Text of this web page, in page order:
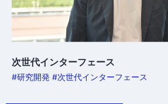
次世代インターフェース
#研究開発 #次世代インターフェース